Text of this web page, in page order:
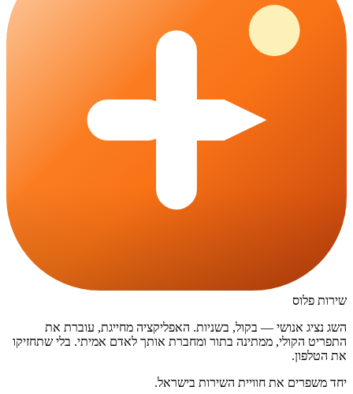
שירות פלוס
השג נציג אנושי — בקול, בשניות. האפליקציה מחייגת, עוברת את
התפריט הקולי, ממתינה בתור ומחברת אותך לאדם אמיתי. בלי שתחזיקו
את הטלפון.
יחד משפרים את חוויית השירות בישראל.